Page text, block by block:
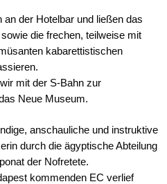
der Hotelbar und ließen das
die frechen, teilweise mit
kabarettistischen
mit der S-Bahn zur
Neue Museum.
anschauliche und instruktive
durch die ägyptische Abteilung
der Nofretete.
kommenden EC verlief